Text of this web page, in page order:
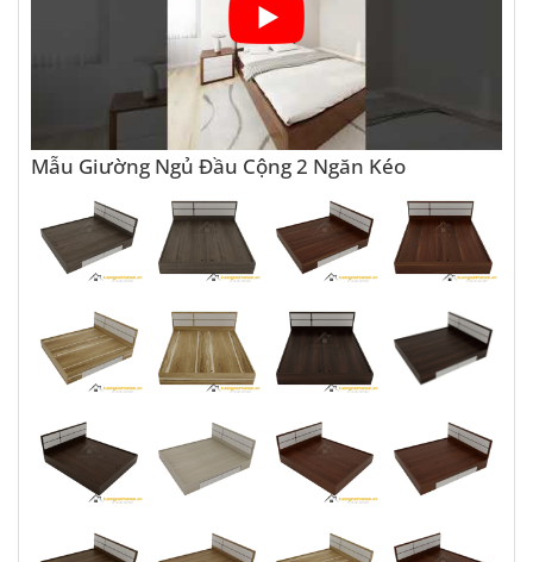
Mẫu Giường Ngủ Đầu Cộng 2 Ngăn Kéo